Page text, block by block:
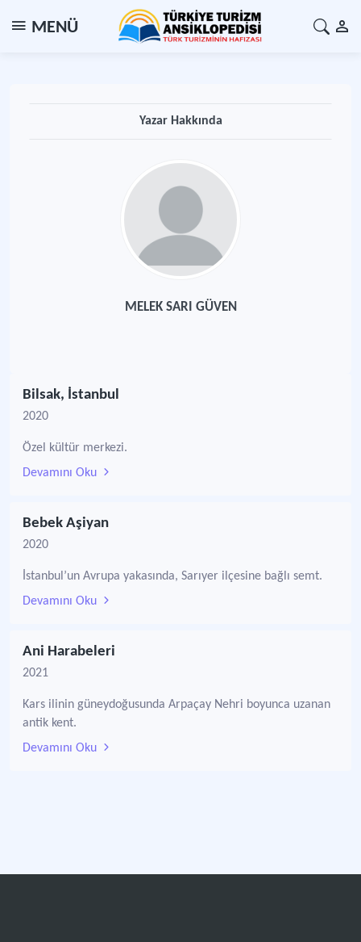
MENÜ
Yazar Hakkında
MELEK SARI GÜVEN
Bilsak, İstanbul
2020
Özel kültür merkezi.
Devamını Oku
Bebek Aşiyan
2020
İstanbul’un Avrupa yakasında, Sarıyer ilçesine bağlı semt.
Devamını Oku
Ani Harabeleri
2021
Kars ilinin güneydoğusunda Arpaçay Nehri boyunca uzanan
antik kent.
Devamını Oku